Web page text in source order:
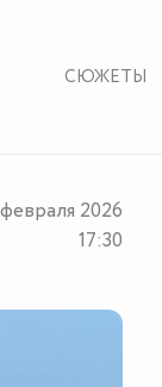
СЮЖЕТЫ
2026
17:30